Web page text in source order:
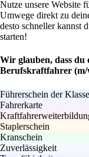
Nutze unsere Website
Umwege direkt zu
desto schneller kannst
starten!
Wir glauben, dass du
Berufskraftfahrer (m/
Führerschein der
Fahrerkarte
Staplerschein
Kranschein
Zuverlässigkeit